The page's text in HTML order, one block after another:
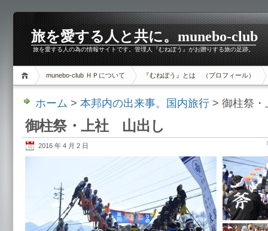
旅を愛する人と共に。munebo-club
旅を愛する人の為の情報サイトです。管理人『むねぼう』がお贈りする旅の足跡。
munebo-club ＨＰについて 『むねぼう』とは （プロフィール）
ホーム > 本邦内の出来事。国内旅行 > 御柱祭
御柱祭・上社 山出し
2016 年 4 月 2 日